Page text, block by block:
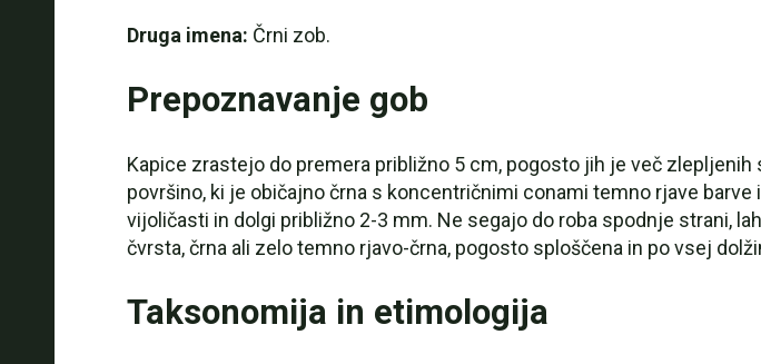
Druga imena: Črni zob.
Prepoznavanje gob
Kapice zrastejo do premera približno 5 cm, pogosto jih je več
površino, ki je običajno črna s koncentričnimi conami temno rjave
vijoličasti in dolgi približno 2-3 mm. Ne segajo do roba spodnje strani,
čvrsta, črna ali zelo temno rjavo-črna, pogosto sploščena in po vsej
Taksonomija in etimologija